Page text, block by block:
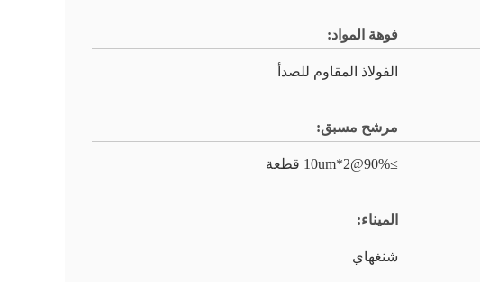
فوهة المواد:
الفولاذ المقاوم للصدأ
مرشح مسبق:
≥90%@10um*2 قطعة
الميناء:
شنغهاي